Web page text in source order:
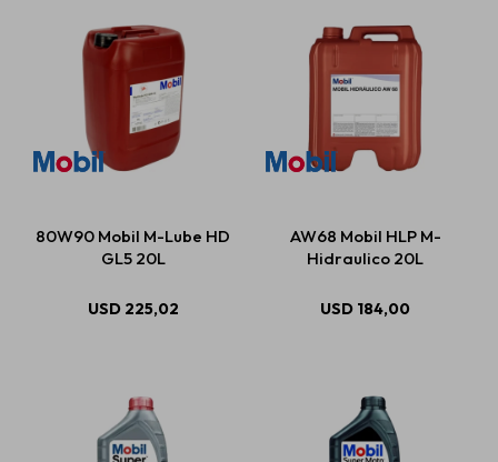
80W90 Mobil M-Lube HD
GL5 20L
USD 225,02
AW68 Mobil HLP M-
Hidraulico 20L
USD 184,00